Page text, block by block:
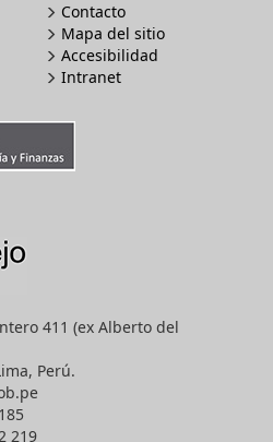
Contacto
Mapa del sitio
Accesibilidad
Intranet
411 (ex Alberto del
Perú.
219